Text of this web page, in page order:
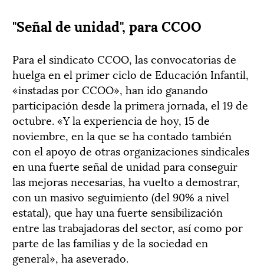
"Señal de unidad", para CCOO
Para el sindicato CCOO, las convocatorias de
huelga en el primer ciclo de Educación Infantil,
«instadas por CCOO», han ido ganando
participación desde la primera jornada, el 19 de
octubre. «Y la experiencia de hoy, 15 de
noviembre, en la que se ha contado también
con el apoyo de otras organizaciones sindicales
en una fuerte señal de unidad para conseguir
las mejoras necesarias, ha vuelto a demostrar,
con un masivo seguimiento (del 90% a nivel
estatal), que hay una fuerte sensibilización
entre las trabajadoras del sector, así como por
parte de las familias y de la sociedad en
general», ha aseverado.